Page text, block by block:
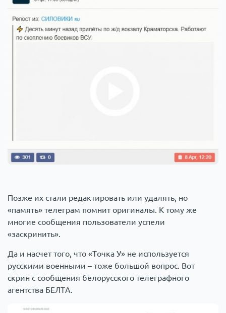
Позже их стали редактировать или удалять, но
«память» телеграм помнит оригиналы. К тому же
многие сообщения пользователи успели
«заскринить».
Да и насчет того, что «Точка У» не используется
русскими военными – тоже большой вопрос. Вот
скрин с сообщения белорусского телеграфного
агентства БЕЛТА.